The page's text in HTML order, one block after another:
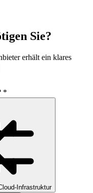
Sie?
erhält ein klares
*
Infrastruktur